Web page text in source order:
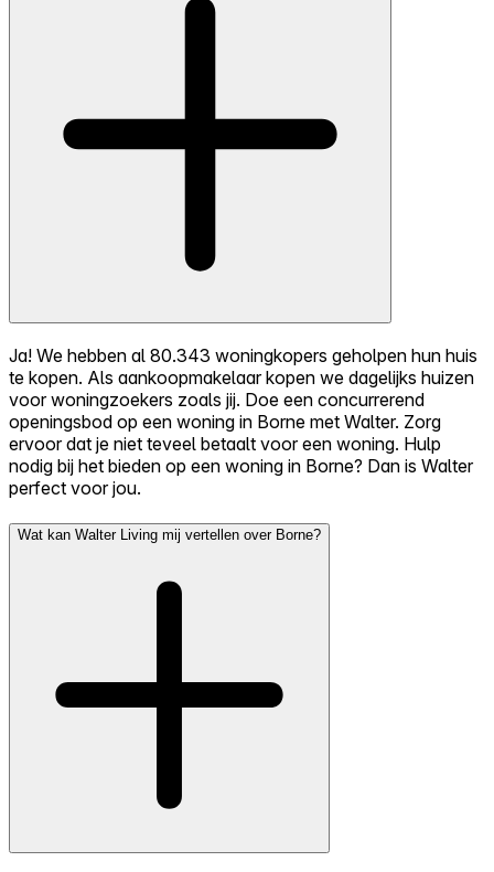
Ja! We hebben al 80.343 woningkopers geholpen hun huis
te kopen. Als aankoopmakelaar kopen we dagelijks huizen
voor woningzoekers zoals jij. Doe een concurrerend
openingsbod op een woning in Borne met Walter. Zorg
ervoor dat je niet teveel betaalt voor een woning. Hulp
nodig bij het bieden op een woning in Borne? Dan is Walter
perfect voor jou.
Wat kan Walter Living mij vertellen over Borne?